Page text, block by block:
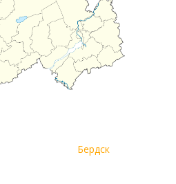
Бердск